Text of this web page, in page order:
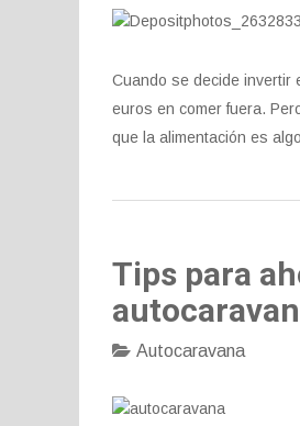
Cuando se decide invertir
euros en comer fuera.
que la alimentación es
Tips para
Autocaravana